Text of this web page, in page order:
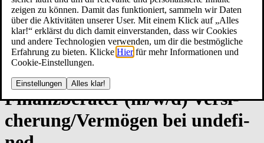
zeigen zu können. Damit das funktioniert, sammeln wir Daten
über die Aktivitäten unserer User. Mit einem Klick auf „Alles
klar!“ erklärst du dich damit einverstanden, dass wir Cookies
und andere Technologien verwenden, um dir die bestmögliche
Erfahrung zu bieten. Klicke Hier für mehr Informationen und
Cookie-Einstellungen.
Einstellungen Alles klar!
Fi­nanz­be­ra­ter (m/w/d) Ver­si­
che­run­g/Ver­mö­gen bei un­de­fi­